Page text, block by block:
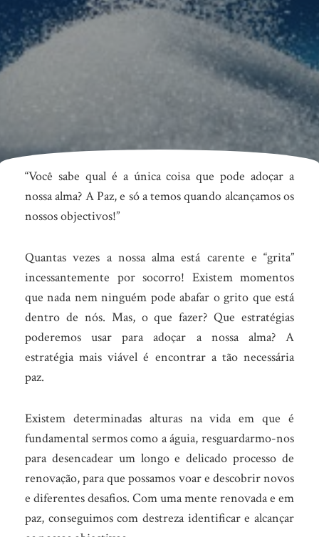
O
que
pode
adoçar
a
nossa
alma?
“Você sabe qual é a única coisa que pode adoçar a
nossa alma? A Paz, e só a temos quando alcançamos os
nossos objectivos!”
Quantas vezes a nossa alma está carente e “grita”
incessantemente por socorro! Existem momentos
que nada nem ninguém pode abafar o grito que está
dentro de nós. Mas, o que fazer? Que estratégias
poderemos usar para adoçar a nossa alma? A
estratégia mais viável é encontrar a tão necessária
paz.
Existem determinadas alturas na vida em que é
fundamental sermos como a águia, resguardarmo-nos
para desencadear um longo e delicado processo de
renovação, para que possamos voar e descobrir novos
e diferentes desafios. Com uma mente renovada e em
paz, conseguimos com destreza identificar e alcançar